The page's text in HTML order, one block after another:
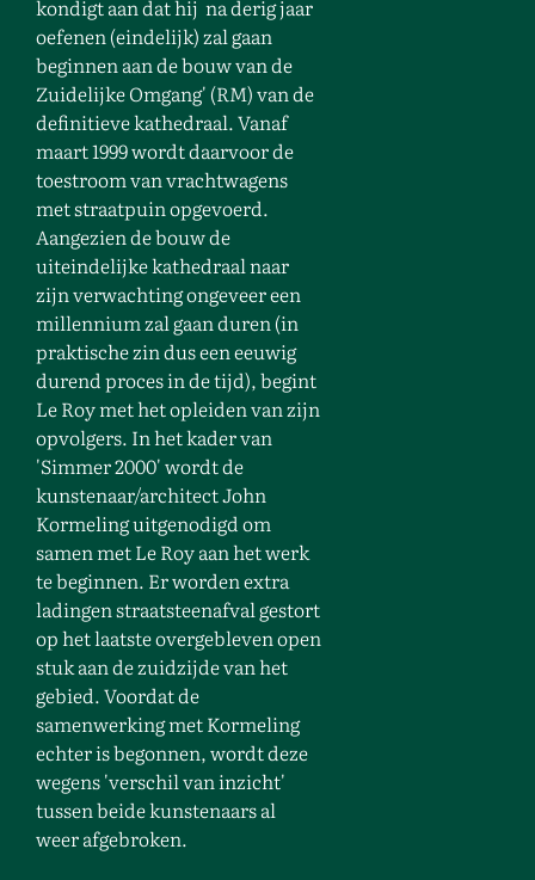
kondigt aan dat hij na derig jaar
oefenen (eindelijk) zal gaan
beginnen aan de bouw van de
Zuidelijke Omgang' (RM) van de
definitieve kathedraal. Vanaf
maart 1999 wordt daarvoor de
toestroom van vrachtwagens
met straatpuin opgevoerd.
Aangezien de bouw de
uiteindelijke kathedraal naar
zijn verwachting ongeveer een
millennium zal gaan duren (in
praktische zin dus een eeuwig
durend proces in de tijd), begint
Le Roy met het opleiden van zijn
opvolgers. In het kader van
'Simmer 2000' wordt de
kunstenaar/architect John
Kormeling uitgenodigd om
samen met Le Roy aan het werk
te beginnen. Er worden extra
ladingen straatsteenafval gestort
op het laatste overgebleven open
stuk aan de zuidzijde van het
gebied. Voordat de
samenwerking met Kormeling
echter is begonnen, wordt deze
wegens 'verschil van inzicht'
tussen beide kunstenaarsal
weer afgebroken.